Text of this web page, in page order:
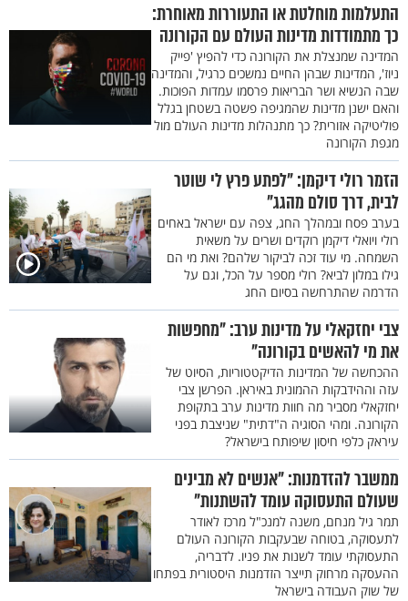
התעלמות מוחלטת או התעוררות מאוחרת:
כך מתמודדות מדינות העולם עם הקורונה
המדינה שמנצלת את הקורונה כדי להפיץ 'פייק
ניוז', המדינות שבהן החיים נמשכים כרגיל, והמדינה
שבה הנשיא ושר הבריאות פרסמו עמדות הפוכות.
והאם ישנן מדינות שהמגיפה פשטה בשטחן בגלל
פוליטיקה אזורית? כך מתנהלות מדינות העולם מול
מגפת הקורונה
הזמר רולי דיקמן: "לפתע פרץ לי שוטר
לבית, דרך סולם מהגג"
בערב פסח ובמהלך החג, צפה עם ישראל באחים
רולי ויואלי דיקמן רוקדים ושרים על משאית
השמחה. מי עוד זכה לביקור שלהם? ואת מי הם
גילו במלון לביא? רולי מספר על הכל, וגם על
הדרמה שהתרחשה בסיום החג
צבי יחזקאלי על מדינות ערב: "מחפשות
את מי להאשים בקורונה"
ההכחשה של המדינות הדיקטטוריות, הסיוט של
עזה וההידבקות ההמונית באיראן. הפרשן צבי
יחזקאלי מסביר מה חוות מדינות ערב בתקופת
הקורונה. ומהי הסוגיה ה"דתית" שניצבת בפני
עיראק כלפי חיסון שיפותח בישראל?
ממשבר להזדמנות: "אנשים לא מבינים
שעולם התעסוקה עומד להשתנות"
תמר גיל מנחם, משנה למנכ"ל מרכז לאודר
לתעסוקה, בטוחה שבעקבות הקורונה העולם
התעסוקתי עומד לשנות את פניו. לדבריה,
ההעסקה מרחוק תייצר הזדמנות היסטורית בפתחו
של שוק העבודה בישראל